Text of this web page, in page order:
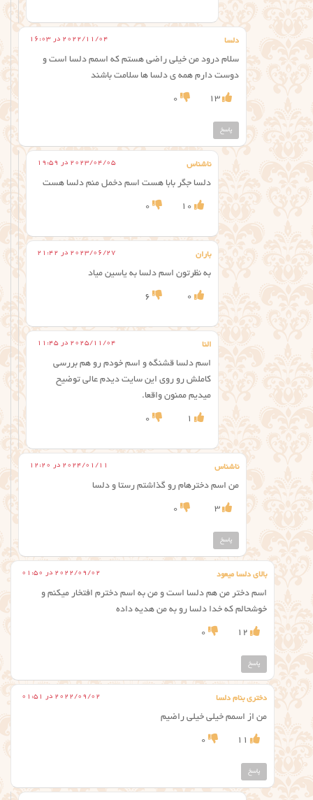
دلسا 2022/11/04 در 16:03
سلام درود من خیلی راضی هستم که اسمم دلسا است و
دوست دارم همه ی دلسا ها سلامت باشند
13
0
پاسخ
ناشناس 2023/04/05 در 19:59
دلسا جگر بابا هست اسم دخمل منم دلسا هست
10
0
باران 2023/06/27 در 21:42
به نظرتون اسم دلسا به یاسین میاد
0
6
النا 2025/11/04 در 11:45
اسم دلسا قشنگه و اسم خودم رو هم بررسی
کاملش رو روی این سایت دیدم عالی توضیح
میدیم ممنون واقعا.
1
0
ناشناس 2024/01/11 در 12:20
من اسم دخترهام رو گذاشتم رستا و دلسا
3
0
پاسخ
بالای دلسا میعود 2022/09/02 در 01:50
اسم دختر من هم دلسا است و من به اسم دخترم افتخار میکنم و
خوشحالم که خدا دلسا رو به من هدیه داده
12
0
پاسخ
دختری بنام دلسا 2022/09/02 در 01:51
من از اسمم خیلی خیلی راضیم
11
0
پاسخ